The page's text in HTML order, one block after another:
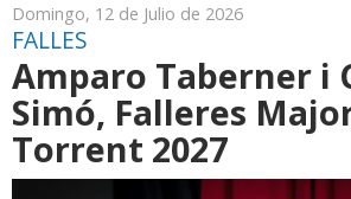
Domingo, 12 de Julio de 2026
FALLES
Amparo Taberner i
Simó, Falleres
Torrent 2027